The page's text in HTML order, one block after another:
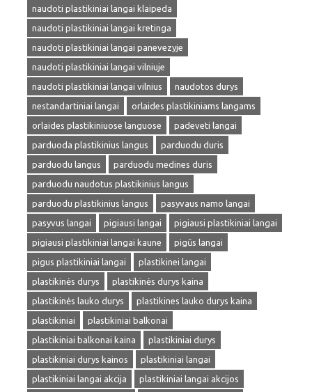
naudoti plastikiniai langai klaipeda
naudoti plastikiniai langai kretinga
naudoti plastikiniai langai panevezyje
naudoti plastikiniai langai vilniuje
naudoti plastikiniai langai vilnius
naudotos durys
nestandartiniai langai
orlaides plastikiniams langams
orlaides plastikiniuose languose
padeveti langai
parduoda plastikinius langus
parduodu duris
parduodu langus
parduodu medines duris
parduodu naudotus plastikinius langus
parduodu plastikinius langus
pasyvaus namo langai
pasyvus langai
pigiausi langai
pigiausi plastikiniai langai
pigiausi plastikiniai langai kaune
pigūs langai
pigus plastikiniai langai
plastikinei langai
plastikinės durys
plastikinės durys kaina
plastikinės lauko durys
plastikines lauko durys kaina
plastikiniai
plastikiniai balkonai
plastikiniai balkonai kaina
plastikiniai durys
plastikiniai durys kainos
plastikiniai langai
plastikiniai langai akcija
plastikiniai langai akcijos